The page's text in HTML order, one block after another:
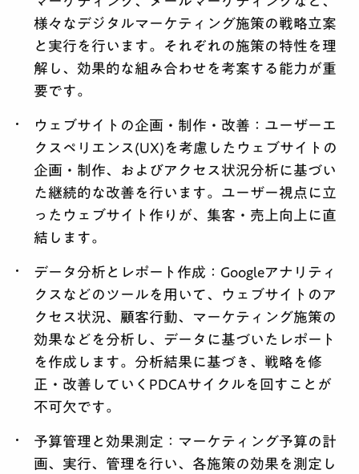
様々なデジタルマーケティング施策の戦略立案
と実行を行います。それぞれの施策の特性を理
解し、効果的な組み合わせを考案する能力が重
要です。
ウェブサイトの企画・制作・改善： ユーザーエ
クスペリエンス(UX)を考慮したウェブサイトの
企画・制作、およびアクセス状況分析に基づい
た継続的な改善を行います。ユーザー視点に立
ったウェブサイト作りが、集客・売上向上に直
結します。
データ分析とレポート作成： Googleアナリティ
クスなどのツールを用いて、ウェブサイトのア
クセス状況、顧客行動、マーケティング施策の
効果などを分析し、データに基づいたレポート
を作成します。分析結果に基づき、戦略を修
正・改善していくPDCAサイクルを回すことが
不可欠です。
予算管理と効果測定： マーケティング予算の計
画、実行、管理を行い、各施策の効果を測定し